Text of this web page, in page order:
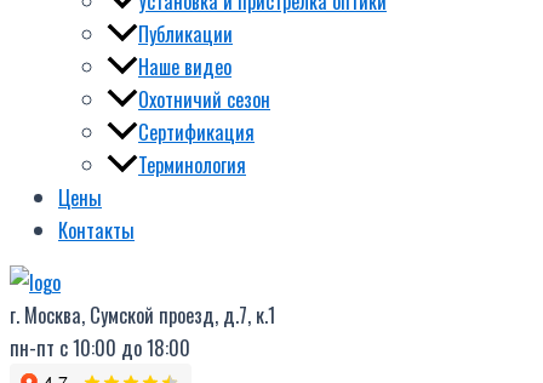
Публикации
Наше видео
Охотничий сезон
Сертификация
Терминология
Цены
Контакты
г. Москва, Сумской проезд, д.7, к.1
пн-пт с 10:00 до 18:00